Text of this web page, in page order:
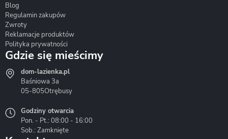
Hydrostop
Blog
Regulamin zakupów
Zwroty
Reklamacje produktów
Polityka prywatności
Gdzie się mieścimy
dom-lazienka.pl
Baśniowa 3a
05-805Otrębusy
Godziny otwarcia
Pon. - Pt.: 08:00 - 16:00
Sob.: Zamknięte